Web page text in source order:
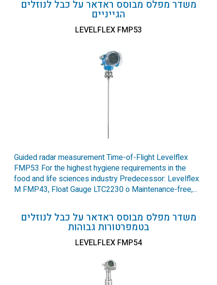
משדר מפלס מבוסס ראדאר על כבל לנוזלים
הגייניים
LEVELFLEX FMP53
Guided radar measurement Time-of-Flight Levelflex
FMP53 For the highest hygiene requirements in the
food and life sciences industry Predecessor: Levelflex
M FMP43, Float Gauge LTC2230 o Maintenance-free,...
משדר מפלס מבוסס ראדאר על כבל לנוזלים
בטמפרטורות גבוהות
LEVELFLEX FMP54